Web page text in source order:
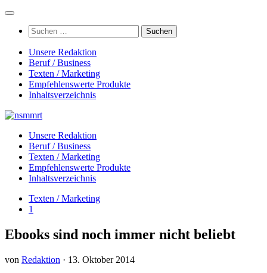
Zum
springenSuchen
nach:
Unsere Redaktion
Beruf / Business
Texten / Marketing
Empfehlenswerte Produkte
Inhaltsverzeichnis
Unsere Redaktion
Beruf / Business
Texten / Marketing
Empfehlenswerte Produkte
Inhaltsverzeichnis
Texten / Marketing
1
Ebooks sind noch immer nicht beliebt
von Redaktion · 13. Oktober 2014